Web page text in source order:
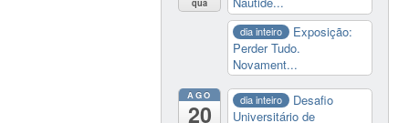
dia inteiro
Exposição:
Perder Tudo.
Novament...
AGO
20
dia inteiro
Desafio
Universitário de